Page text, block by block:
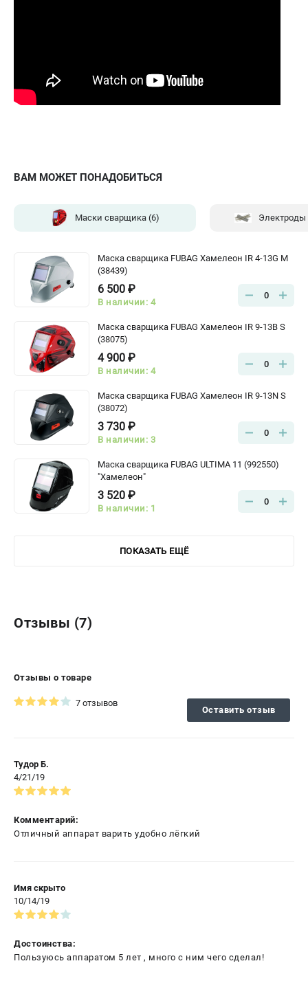
ВАМ МОЖЕТ ПОНАДОБИТЬСЯ
Маски сварщика(6)
Маска сварщика FUBAG Хамелеон IR 4-13G M
(38439)
6 500 ₽
В наличии: 4
0
Маска сварщика FUBAG Хамелеон IR 9-13B S
(38075)
4 900 ₽
В наличии: 4
0
Маска сварщика FUBAG Хамелеон IR 9-13N S
(38072)
3 730 ₽
В наличии: 3
0
Маска сварщика FUBAG ULTIMA 11 (992550)
"Хамелеон"
3 520 ₽
В наличии: 1
0
ПОКАЗАТЬ ЕЩЁ
Отзывы (7)
Отзывы о товаре
7 отзывов
Оставить отзыв
Тудор Б.
4/21/19
Комментарий:
Отличный аппарат варить удобно лёгкий
Имя скрыто
10/14/19
Достоинства:
Пользуюсь аппаратом 5 лет , много с ним чего сделал!